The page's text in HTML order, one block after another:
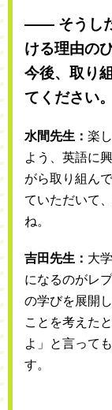
―― そうし
ける理由の
今後、取り
てください。
水間先生： 楽
よう、英語に
がら取り組ん
ていただいて
ね。
吉田先生： 大
になるのがレ
の学びを展開
ことを考えた
よ」と言って
す。